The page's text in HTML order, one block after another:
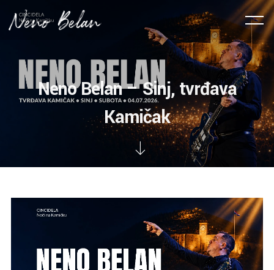
Neno Belan – Sinj, tvrđava
Kamičak